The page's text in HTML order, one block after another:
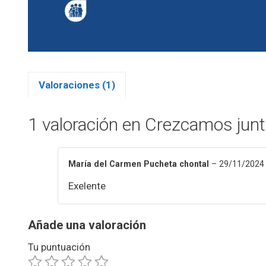
Valoraciones (1)
1 valoración en Crezcamos
María del Carmen Pucheta chontal – 29/11/2024
Exelente
Añade una valoración
Tu puntuación